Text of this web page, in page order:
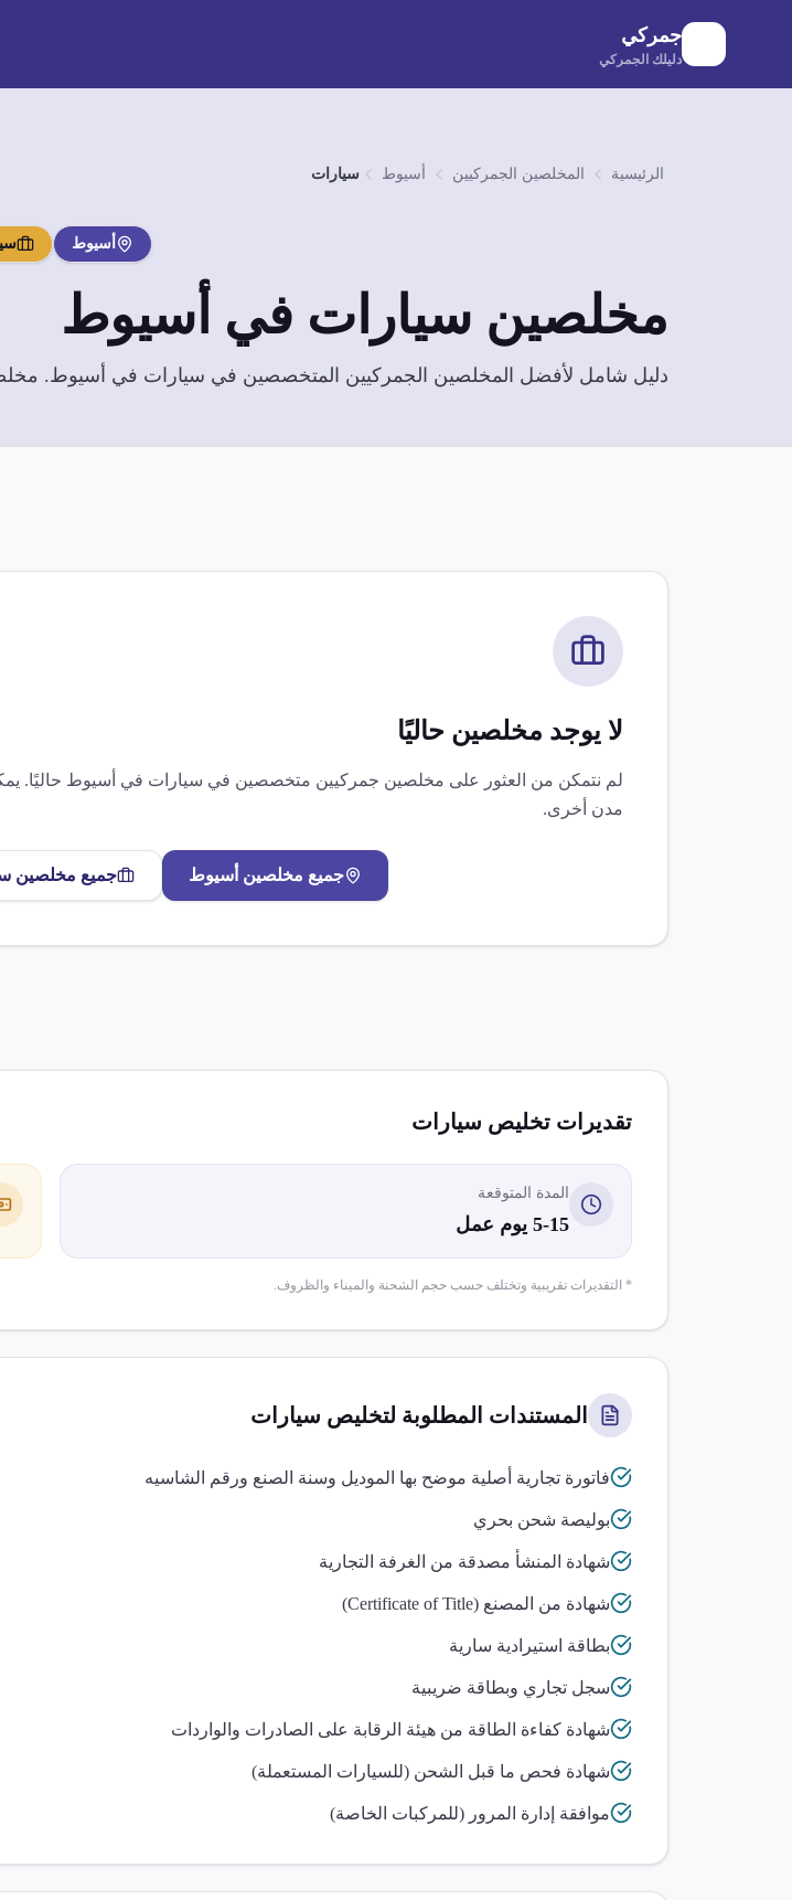
جمركي
دليلك الجمركي
الرئيسية المخلصين الجمركيين أسيوط سيارات
أسيوط
مخلصين سيارات في أسيوط
دليل شامل لأفضل المخلصين الجمركيين المتخصصين في سيارات في أسيوط.
لا يوجد مخلصين حاليًا
لم نتمكن من العثور على مخلصين جمركيين متخصصين في سيارات في أسيوط حاليًا.
مدن أخرى.
جميع مخلصين أسيوط جميع مخلصين
تقديرات تخليص سيارات
المدة المتوقعة
5-15 يوم عمل
* التقديرات تقريبية وتختلف حسب حجم الشحنة والميناء والظروف.
المستندات المطلوبة لتخليص سيارات
فاتورة تجارية أصلية موضح بها الموديل وسنة الصنع ورقم الشاسيه
بوليصة شحن بحري
شهادة المنشأ مصدقة من الغرفة التجارية
شهادة من المصنع (Certificate of Title)
بطاقة استيرادية سارية
سجل تجاري وبطاقة ضريبية
شهادة كفاءة الطاقة من هيئة الرقابة على الصادرات والواردات
شهادة فحص ما قبل الشحن (للسيارات المستعملة)
موافقة إدارة المرور (للمركبات الخاصة)